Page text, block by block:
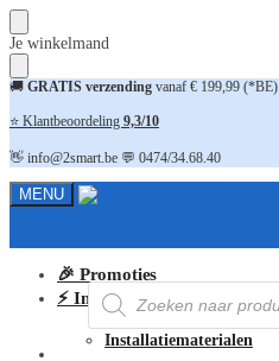
Skip
to
navigation
Skip
to
content
Je winkelmand
🚚 GRATIS verzending vanaf € 199,99 (*BE)
⭐ Klantbeoordeling 9,3/10
👋 info@2smart.be 💬 0474/34.68.40
MENU
Producten
zoeken
🎉 Promoties
⚡ Installatiematerialen
Installatiematerialen